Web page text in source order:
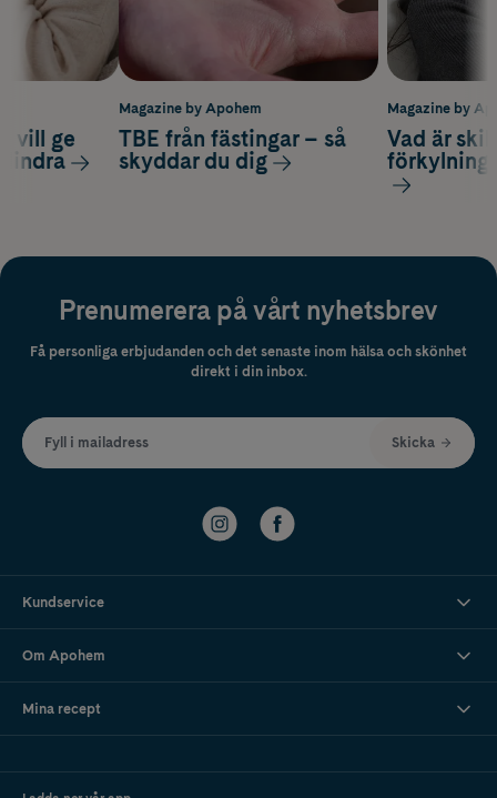
Magazine by
Vad är
förkylning
vill ge
lindra
Magazine by Apohem
TBE från fästingar – så
skyddar du dig
Prenumerera på vårt nyhetsbrev
Få personliga erbjudanden och det senaste inom hälsa och skönhet
direkt i din inbox.
Fyll i mailadress Skicka
Kundservice
Om Apohem
Mina recept